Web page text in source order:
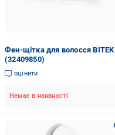
Фен-щітка для волосся BITEK
(32409850)
оцінити
Немає в наявності